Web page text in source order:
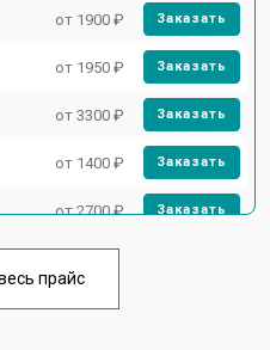
от 1900 ₽ Заказать
от 1950 ₽ Заказать
от 3300 ₽ Заказать
от 1400 ₽ Заказать
от 2700 ₽ Заказать
от 3200 ₽
прайс